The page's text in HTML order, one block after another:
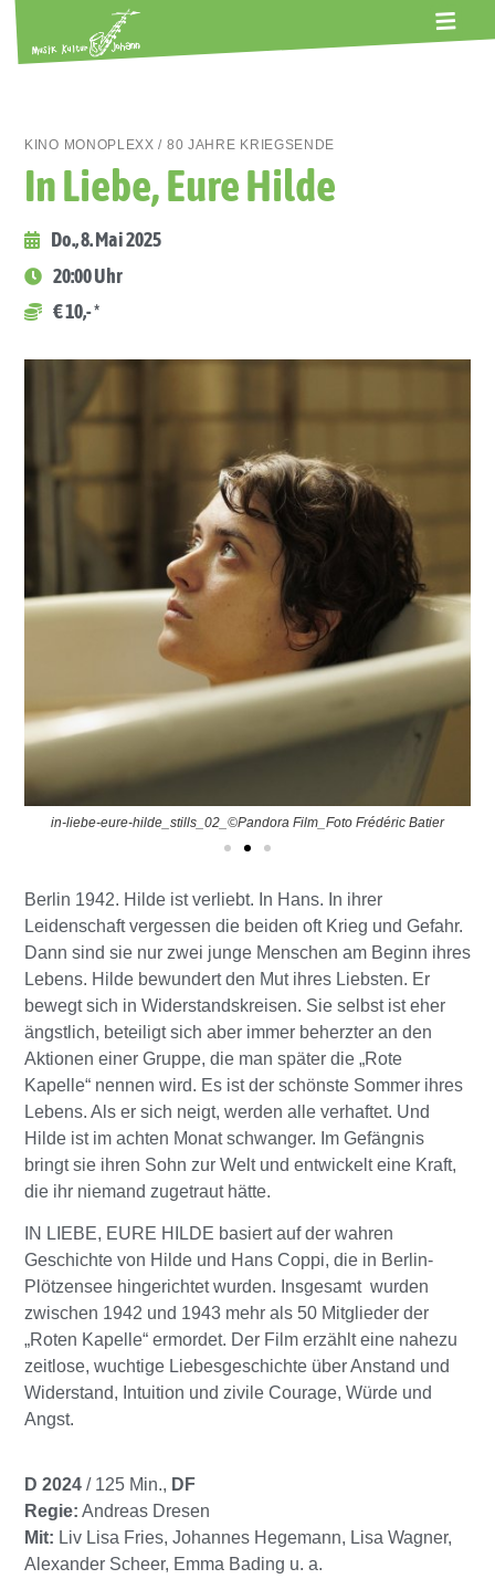
KINO MONOPLEXX / 80 JAHRE KRIEGSENDE
In Liebe, Eure Hilde
Do., 8. Mai 2025
20:00 Uhr
€ 10,- *
in-liebe-eure-hilde_stills_02_©Pandora Film_Foto Frédéric Batier
Berlin 1942. Hilde ist verliebt. In Hans. In ihrer
Leidenschaft vergessen die beiden oft Krieg und Gefahr.
Dann sind sie nur zwei junge Menschen am Beginn ihres
Lebens. Hilde bewundert den Mut ihres Liebsten. Er
bewegt sich in Widerstandskreisen. Sie selbst ist eher
ängstlich, beteiligt sich aber immer beherzter an den
Aktionen einer Gruppe, die man später die „Rote
Kapelle“ nennen wird. Es ist der schönste Sommer ihres
Lebens. Als er sich neigt, werden alle verhaftet. Und
Hilde ist im achten Monat schwanger. Im Gefängnis
bringt sie ihren Sohn zur Welt und entwickelt eine Kraft,
die ihr niemand zugetraut hätte.
IN LIEBE, EURE HILDE basiert auf der wahren
Geschichte von Hilde und Hans Coppi, die in Berlin-
Plötzensee hingerichtet wurden. Insgesamt wurden
zwischen 1942 und 1943 mehr als 50 Mitglieder der
„Roten Kapelle“ ermordet. Der Film erzählt eine nahezu
zeitlose, wuchtige Liebesgeschichte über Anstand und
Widerstand, Intuition und zivile Courage, Würde und
Angst.
D 2024 / 125 Min., DF
Regie: Andreas Dresen
Mit: Liv Lisa Fries, Johannes Hegemann, Lisa Wagner,
Alexander Scheer, Emma Bading u. a.